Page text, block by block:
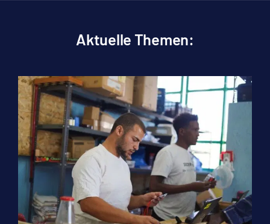
Aktuelle Themen: